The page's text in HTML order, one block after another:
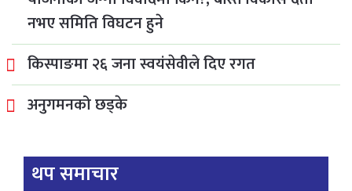
नभए समिति विघटन हुने
किस्पाङमा २६ जना स्वयंसेवीले दिए रगत
अनुगमनको छड्के
थप समाचार